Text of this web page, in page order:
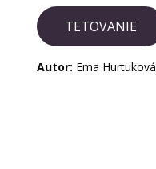
TETOVANIE
Autor: Ema Hurtuková